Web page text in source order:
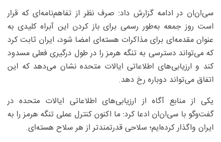
سی‌ان‌ان در ادامه گزارش داد: صرف نظر از تفاهم‌نامه‌ای که قرار
است روز جمعه به‌طور رسمی برای باز کردن این آبراه کلیدی به
عنوان مقدمه‌ای برای مذاکرات هسته‌ای امضا شود، ایران ثابت کرد
که می‌تواند دسترسی به تنگه هرمز را در طول درگیری فعلی مسدود
کند و ارزیابی‌های اطلاعاتی ایالات متحده نشان می‌دهد که این
اتفاق می‌تواند دوباره رخ دهد.
یکی از منابع آگاه از ارزیابی‌های اطلاعاتی ایالات متحده در
گفت‌وگو با سی‌ان‌ان ادعا کرد: ما اکنون کنترل عملی تنگه هرمز را به
ایران واگذار کرده‌ایم؛ سلاحی قدرتمندتر از هر سلاح هسته‌ای.